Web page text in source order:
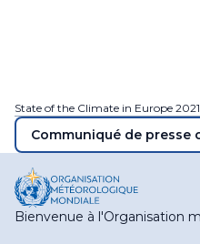
State of the Climate in Europe 2021
Communiqué de presse
Bienvenue à l'Organisation